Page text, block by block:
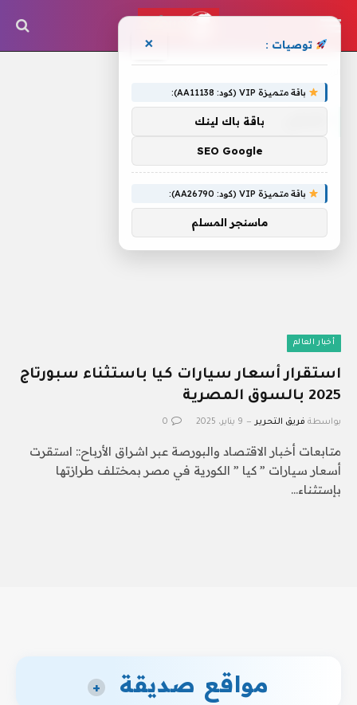
أخبار العالم
استقرار أسعار سيارات كيا باستثناء سبورتاج
2025 بالسوق المصرية
بواسطة فريق التحرير 9 يناير، 2025 0
متابعات أخبار الاقتصاد والبورصة عبر اشراق الأرباح:: استقرت
أسعار سيارات ” كيا ” الكورية في مصر بمختلف طرازتها
بإستثناء…
مواقع صديقة +
توصيات : ×
باقة متميزة VIP (كود: AA11138):
باقة باك لينك
SEO Google
باقة متميزة VIP (كود: AA26790):
ماسنجر المسلم